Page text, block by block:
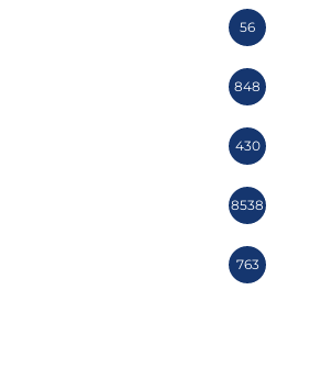
56
848
430
8538
763